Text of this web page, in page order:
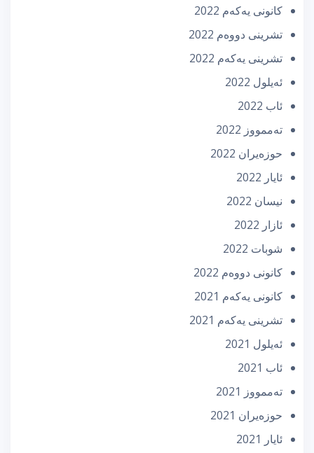
كانونی یه‌كه‌م 2022
تشرینی دووه‌م 2022
تشرینی یه‌كه‌م 2022
ئه‌یلول 2022
ئاب 2022
تەممووز 2022
حوزه‌یران 2022
ئایار 2022
نیسان 2022
ئازار 2022
شوبات 2022
كانونی دووه‌م 2022
كانونی یه‌كه‌م 2021
تشرینی یه‌كه‌م 2021
ئه‌یلول 2021
ئاب 2021
تەممووز 2021
حوزه‌یران 2021
ئایار 2021